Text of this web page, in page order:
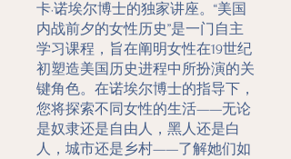
卡·诺埃尔博士的独家讲座。“美国
内战前夕的女性历史”是一门自主
学习课程，旨在阐明女性在19世纪
初塑造美国历史进程中所扮演的关
键角色。在诺埃尔博士的指导下，
您将探索不同女性的生活——无论
是奴隶还是自由人，黑人还是白
人，城市还是乡村——了解她们如